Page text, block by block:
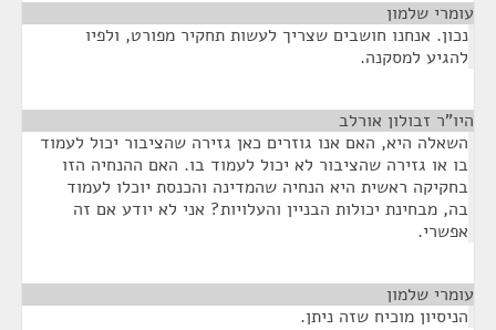
עומרי שלמון
נכון. אנחנו חושבים שצריך לעשות תחקיר מפורט, ולפיו
להגיע למסקנה.
היו"ר זבולון אורלב
השאלה היא, האם אנו גוזרים כאן גזירה שהציבור יכול לעמוד
בו או גזירה שהציבור לא יכול לעמוד בו. האם ההנחיה הזו
בחקיקה ראשית היא הנחיה שהמדינה והכנסת יוכלו לעמוד
בה, מבחינת יכולות הבניין והעלויות? אני לא יודע אם זה
אפשרי.
עומרי שלמון
הניסיון מוכיח שזה ניתן.